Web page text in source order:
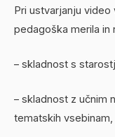
Pri ustvarjanju
pedagoška merila in
– skladnost s
– skladnost z učnim
tematskih vsebinam,